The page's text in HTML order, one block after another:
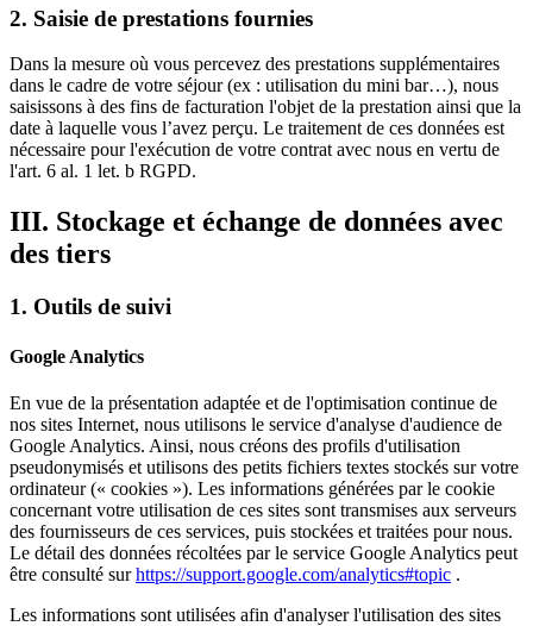
2. Saisie de prestations fournies
Dans la mesure où vous percevez des prestations supplémentaires
dans le cadre de votre séjour (ex : utilisation du mini bar…), nous
saisissons à des fins de facturation l'objet de la prestation ainsi que la
date à laquelle vous l’avez perçu. Le traitement de ces données est
nécessaire pour l'exécution de votre contrat avec nous en vertu de
l'art. 6 al. 1 let. b RGPD.
III. Stockage et échange de données avec
des tiers
1. Outils de suivi
Google Analytics
En vue de la présentation adaptée et de l'optimisation continue de
nos sites Internet, nous utilisons le service d'analyse d'audience de
Google Analytics. Ainsi, nous créons des profils d'utilisation
pseudonymisés et utilisons des petits fichiers textes stockés sur votre
ordinateur (« cookies »). Les informations générées par le cookie
concernant votre utilisation de ces sites sont transmises aux serveurs
des fournisseurs de ces services, puis stockées et traitées pour nous.
Le détail des données récoltées par le service Google Analytics peut
être consulté surhttps://support.google.com/analytics#topic .
Les informations sont utilisées afin d'analyser l'utilisation des sites